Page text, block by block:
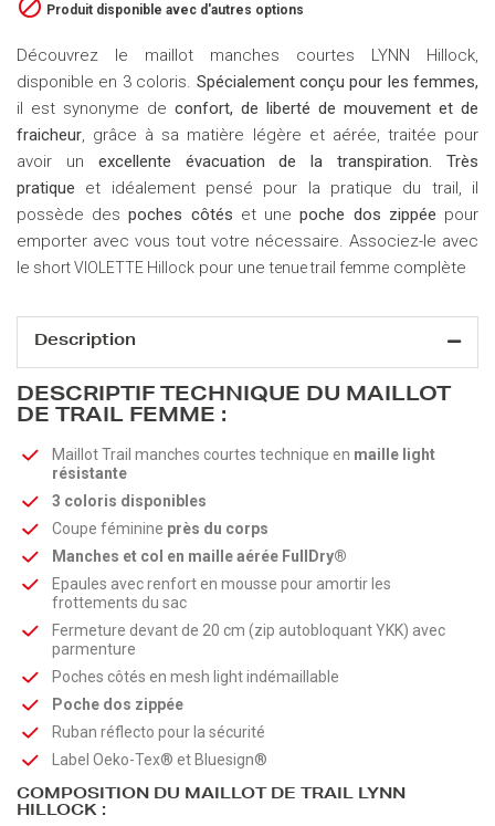
 Produit disponible avec d'autres options
Découvrez le maillot manches courtes LYNN Hillock,
disponible en 3 coloris. Spécialement conçu pour les femmes,
il est synonyme de confort, de liberté de mouvement et de
fraicheur, grâce à sa matière légère et aérée, traitée pour
avoir un excellente évacuation de la transpiration.
Très
pratique et idéalement pensé pour la pratique du trail, il
possède des poches côtés et unepoche dos zippée pour
emporter avec vous tout votre nécessaire. Associez-le avec
le short VIOLETTE Hillock pour unetenue trail femme complète
Description
DESCRIPTIF TECHNIQUE DU MAILLOT
DE TRAIL FEMME :
Maillot Trail manches courtes technique en maille light
résistante
3 coloris disponibles
Coupe féminine près du corps
Manches et col en maille aérée FullDry®
Epaules avec renfort en mousse pour amortir les
frottements du sac
Fermeture devant de 20 cm (zip autobloquant YKK) avec
parmenture
Poches côtés en mesh light indémaillable
Poche dos zippée
Ruban réflecto pour la sécurité
Label Oeko-Tex® et Bluesign®
COMPOSITION DU MAILLOT DE TRAIL LYNN
HILLOCK :